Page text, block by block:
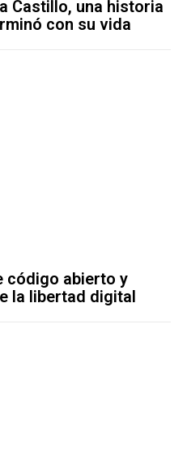
Castillo, una historia
con su vida
código abierto y
la libertad digital